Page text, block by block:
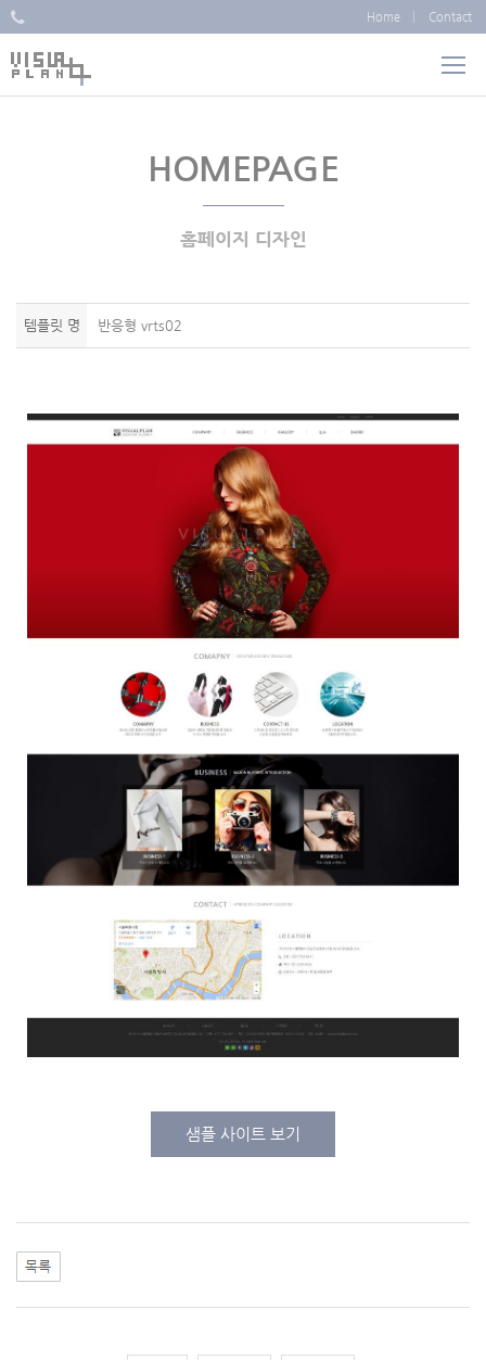
Home Contact
HOMEPAGE
홈페이지 디자인
템플릿 명 반응형 vrts02
샘플 사이트 보기